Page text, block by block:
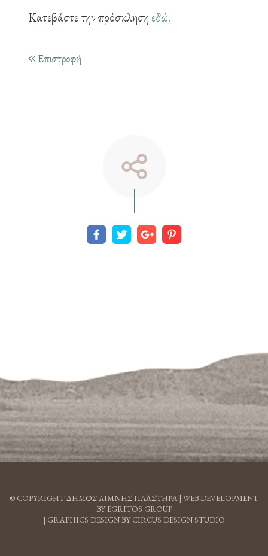
Κατεβάστε την πρόσκληση εδώ.
Επιστροφή
© COPYRIGHT ΔΗΜΟΣ ΛΙΜΝΗΣ ΠΛΑΣΤΗΡΑ | WEB DEVELOPMENT
BY EGRITOS GROUP
| GRAPHICS DESIGN BY CIRCUS DESIGN STUDIO